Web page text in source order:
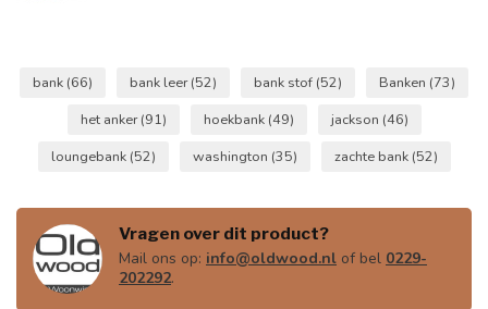
bank (66) bank leer(52) bank stof (52) Banken (73)
het anker(91) hoekbank (49) jackson (46)
loungebank (52) washington (35) zachte bank (52)
Vragen over dit product?
Mail ons op: info@oldwood.nl of bel 0229-
202292.